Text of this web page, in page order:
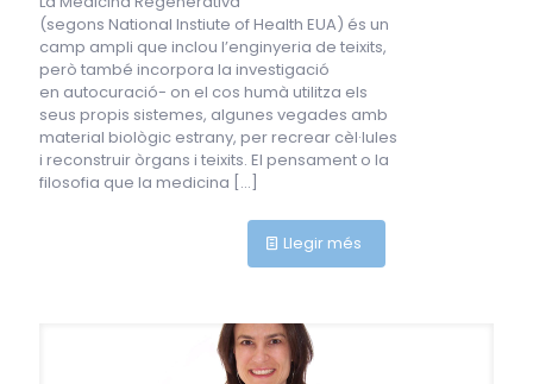
(segons National Instiute of Health EUA) és un
camp ampli que inclou l’enginyeria de teixits,
però també incorpora la investigació
en autocuració- on el cos humà utilitza els
seus propis sistemes, algunes vegades amb
material biològic estrany, per recrear cèl·lules
i reconstruir òrgans i teixits. El pensament o la
filosofia que la medicina […]
Llegir més